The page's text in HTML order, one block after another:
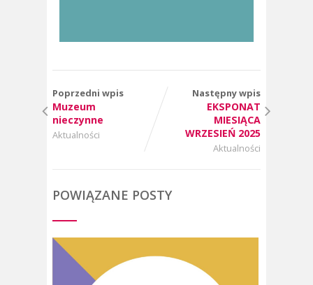
Poprzedni wpis
Muzeum
nieczynne
Aktualności
Następny wpis
EKSPONAT
MIESIĄCA
WRZESIEŃ 2025
Aktualności
POWIĄZANE POSTY